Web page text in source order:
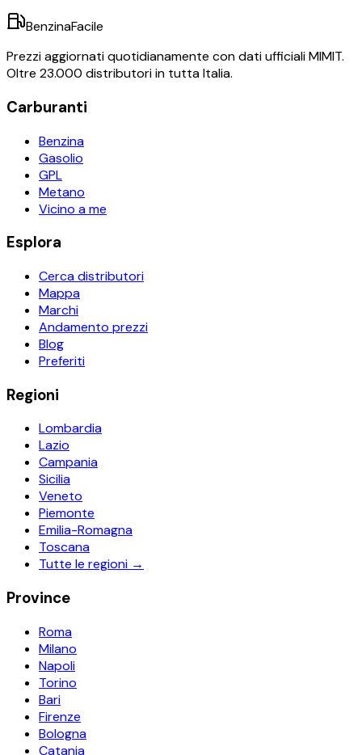
BenzinaFacile
Prezzi aggiornati quotidianamente con dati ufficiali MIMIT.
Oltre 23.000 distributori in tutta Italia.
Carburanti
Benzina
Gasolio
GPL
Metano
Vicino a me
Esplora
Cerca distributori
Mappa
Marchi
Andamento prezzi
Blog
Preferiti
Regioni
Lombardia
Lazio
Campania
Sicilia
Veneto
Piemonte
Emilia-Romagna
Toscana
Tutte le regioni →
Province
Roma
Milano
Napoli
Torino
Bari
Firenze
Bologna
Catania